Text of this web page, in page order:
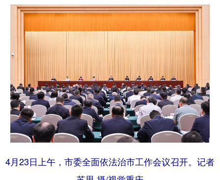
4月23日上午，市委全面依法治市工作会议召开。记者